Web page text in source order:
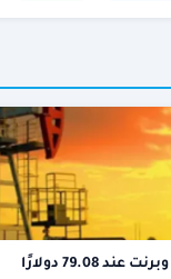
79.08 دولارًا